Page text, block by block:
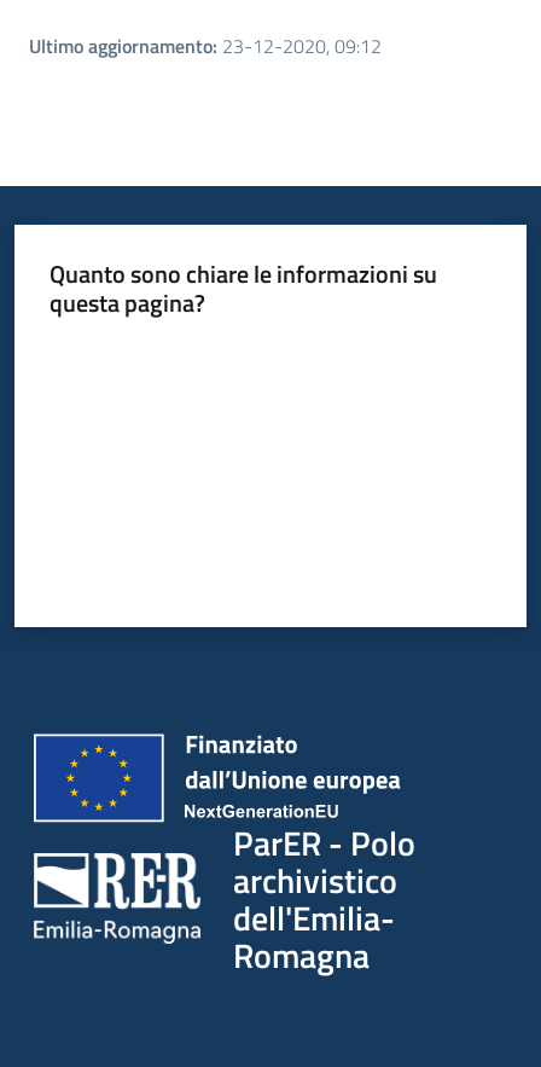
Ultimo aggiornamento: 23-12-2020, 09:12
Quanto sono chiare le informazioni su
questa pagina?
ParER - Polo
archivistico
dell'Emilia-
Romagna